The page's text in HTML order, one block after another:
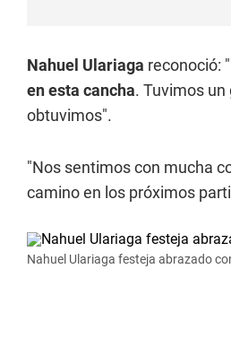
Nahuel Ulariaga reconoció: "
en esta cancha. Tuvimos
obtuvimos".
"Nos sentimos con mucha
camino en los próximos
Nahuel Ulariaga festeja abrazado